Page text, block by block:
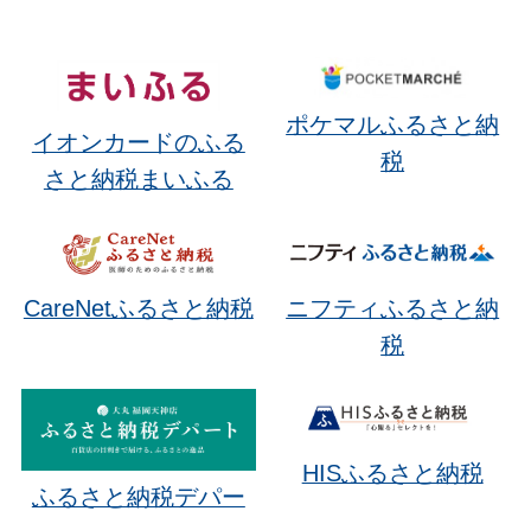
イオンカードのふる
さと納税まいふる
ポケマルふるさと納
税
CareNetふるさと納税
ニフティふるさと納
税
ふるさと納税デパー
HISふるさと納税